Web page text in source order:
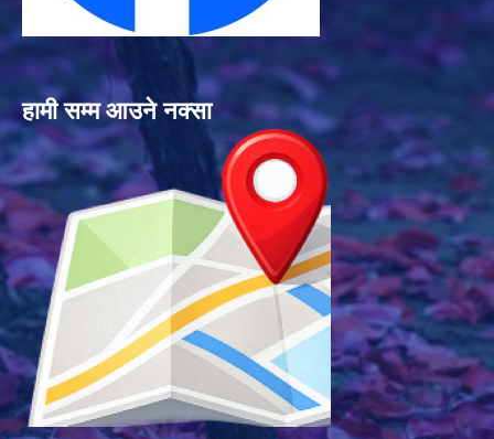
हामी सम्म आउने नक्सा